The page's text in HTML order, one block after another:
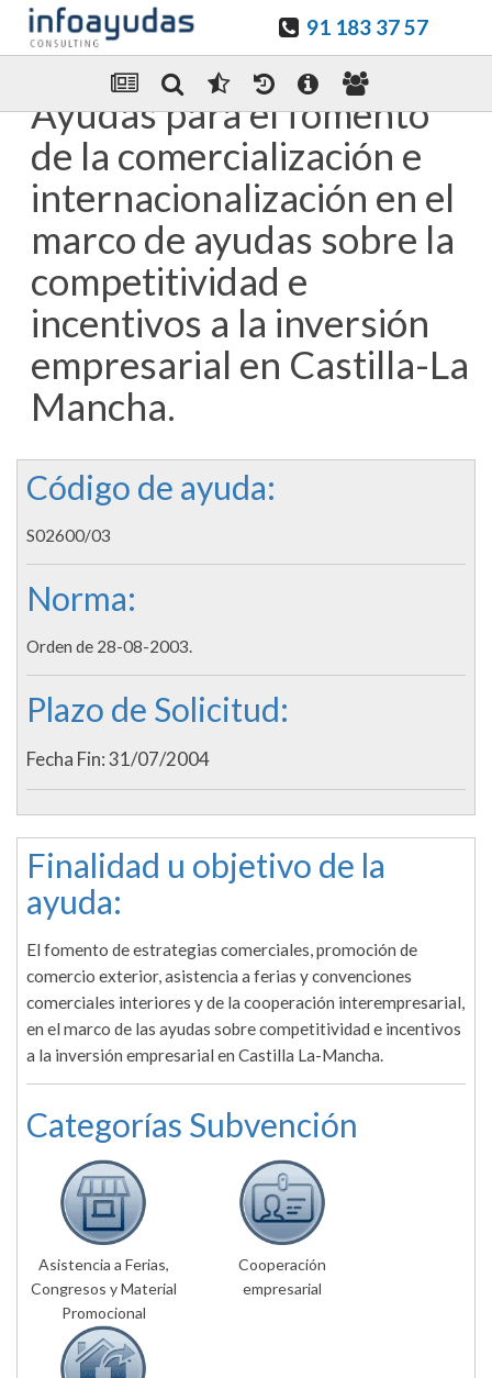
91 183 37 57
Enviar Por email
Ayudas para el fomento
de la comercialización e
internacionalización en el
marco de ayudas sobre la
competitividad e
incentivos a la inversión
empresarial en Castilla-La
Mancha.
Código de ayuda:
S02600/03
Norma:
Orden de 28-08-2003.
Plazo de Solicitud:
Fecha Fin: 31/07/2004
Finalidad u objetivo de la
ayuda:
El fomento de estrategias comerciales, promoción de
comercio exterior, asistencia a ferias y convenciones
comerciales interiores y de la cooperación interempresarial,
en el marco de las ayudas sobre competitividad e incentivos
a la inversión empresarial en Castilla La-Mancha.
Categorías Subvención
Asistencia a Ferias,
Congresos y Material
Promocional
Cooperación
empresarial